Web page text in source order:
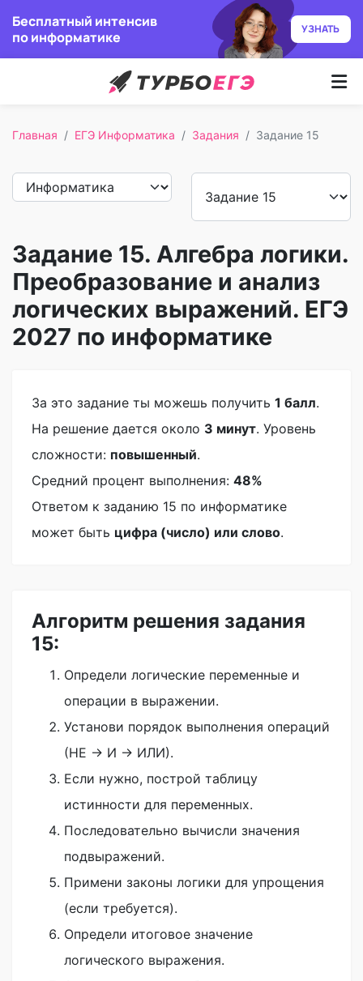
Бесплатный интенсив
по информатике
УЗНАТЬ
Преподаватели
Записаться
Бесплатный курс
Главная ЕГЭ Информатика Задания Задание 15
Задание 15. Алгебра логики.
Преобразование и анализ
логических выражений. ЕГЭ
2027 по информатике
За это задание ты можешь получить 1 балл.
На решение дается около 3 минут. Уровень
сложности: повышенный.
Средний процент выполнения: 48%
Ответом к заданию 15 по информатике
может быть цифра (число) или слово.
Алгоритм решения задания
15:
Определи логические переменные и
операции в выражении.
Установи порядок выполнения операций
(НЕ → И → ИЛИ).
Если нужно, построй таблицу
истинности для переменных.
Последовательно вычисли значения
подвыражений.
Примени законы логики для упрощения
(если требуется).
Определи итоговое значение
логического выражения.